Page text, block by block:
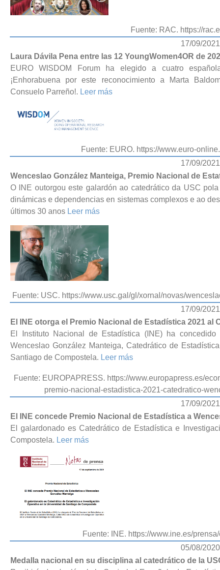
Fuente: RAC. https://
17/09/2021
Laura Dávila Pena entre las 12 YoungWomen4OR de
EURO WISDOM Forum ha elegido a cuatro
¡Enhorabuena por este reconocimiento a Marta
Consuelo Parreño!. Leer más
Fuente: EURO. https://www.euro-
17/09/2021
Wenceslao González Manteiga, Premio Nacional de
O INE outorgou este galardón ao catedrático da USC
dinámicas e dependencias en sistemas complexos e ao
últimos 30 anos Leer más
Fuente: USC. https://www.usc.gal/gl/xornal/novas/
17/09/2021
El INE otorga el Premio Nacional de Estadística 2021 al
El Instituto Nacional de Estadística (INE) ha
Wenceslao González Manteiga, Catedrático de
Santiago de Compostela. Leer más
Fuente: EUROPAPRESS. https://www.europapress.es/
premio-nacional-estadistica-2021-catedratico-
17/09/2021
El INE concede Premio Nacional de Estadística a
El galardonado es Catedrático de Estadística e
Compostela. Leer más
Fuente: INE. https://www.ine.es/
05/08/2020
Medalla nacional en su disciplina al catedrático de la